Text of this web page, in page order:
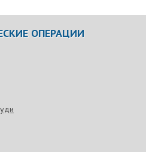
ОПЕРАЦИИ